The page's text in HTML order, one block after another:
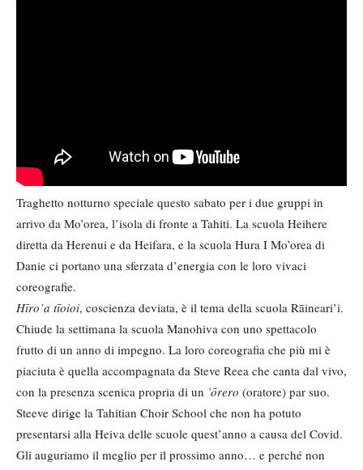
Traghetto notturno speciale questo sabato per i due gruppi in
arrivo da Mo’orea, l’isola di fronte a Tahiti. La scuola Heihere
diretta da Herenui e da Heifara, e la scuola Hura I Mo’orea di
Danie ci portano una sferzata d’energia con le loro vivaci
coreografie.
Hīro’a tīoioi, coscienza deviata, è il tema della scuola Rāineari’i.
Chiude la settimana la scuola Manohiva con uno spettacolo
frutto di un anno di impegno. La loro coreografia che più mi è
piaciuta è quella accompagnata da Steve Reea che canta dal vivo,
con la presenza scenica propria di un ’ōrero (oratore) par suo.
Steeve dirige la Tahitian Choir School che non ha potuto
presentarsi alla Heiva delle scuole quest’anno a causa del Covid.
Gli auguriamo il meglio per il prossimo anno… e perché non